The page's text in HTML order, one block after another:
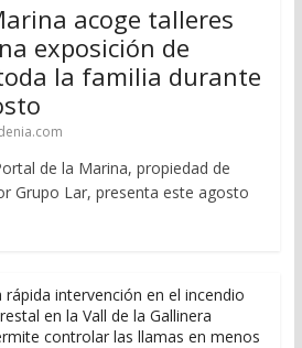
acoge talleres
exposición de
la familia durante
de la Marina, propiedad de
Grupo Lar, presenta este agosto
rápida intervención en el incendio
en la Vall de la Gallinera
controlar las llamas en menos